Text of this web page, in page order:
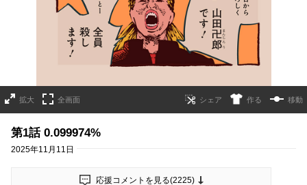
拡大 全画面 作る 移動
第1話 0.099974%
2025年11月11日
応援コメントを見る(2225)